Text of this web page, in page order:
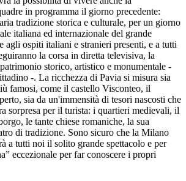
in programma il giorno precedente:
tradizione storica e culturale, per un giorno
italiana ed internazionale del grande
agli ospiti italiani e stranieri presenti, e a tutti
la corsa in diretta televisiva, la
storico, artistico e monumentale -
-. La ricchezza di Pavia si misura sia
famosi, come il castello Visconteo, il
sia da un'immensità di tesori nascosti che
sorpresa per il turista: i quartieri medievali, il
le tante chiese romaniche, la sua
di tradizione. Sono sicuro che la Milano
a tutti noi il solito grande spettacolo e per
eccezionale per far conoscere i propri